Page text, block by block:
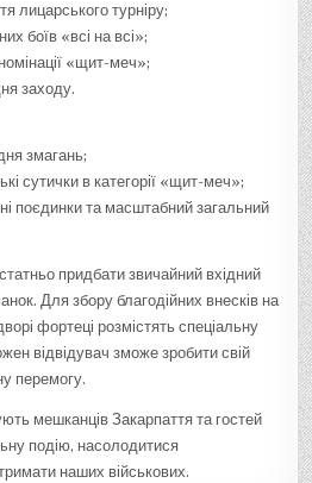
лицарського турніру;
боїв «всі на всі»;
«щит-меч»;
заходу.
змагань;
сутички в категорії «щит-меч»;
поєдинки та масштабний загальний
придбати звичайний вхідний
Для збору благодійних внесків на
фортеці розмістять спеціальну
відвідувач зможе зробити свій
перемогу.
мешканців Закарпаття та гостей
подію, насолодитися
наших військових.